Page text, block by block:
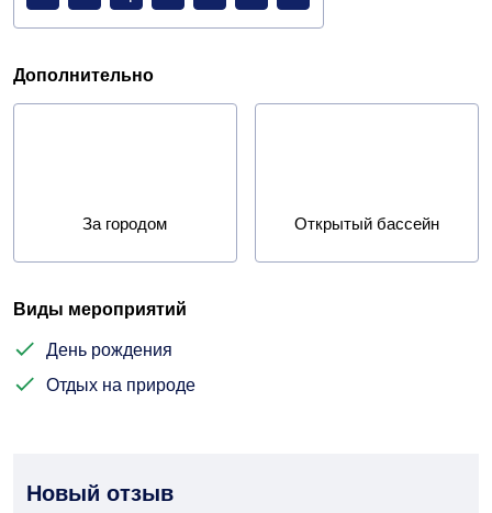
Дополнительно
За городом Открытый бассейн
Виды мероприятий
День рождения
Отдых на природе
Новый отзыв